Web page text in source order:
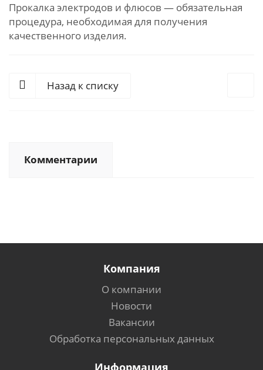
Прокалка электродов и флюсов — обязательная
процедура, необходимая для получения
качественного изделия.
Назад к списку
Комментарии
Компания
О компании
Новости
Вакансии
Обработка персональных данных
Информация